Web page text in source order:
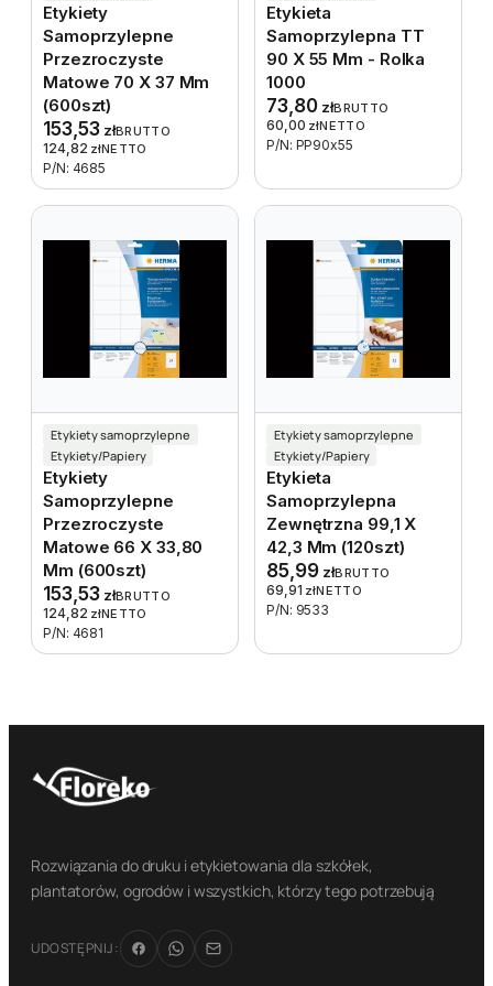
Etykiety
Samoprzylepne
Przezroczyste
Matowe 70 X 37 Mm
(600szt)
153,53 złBRUTTO
124,82 złNETTO
P/N: 4685
Etykieta
Samoprzylepna TT
90 X 55 Mm - Rolka
1000
73,80 złBRUTTO
60,00 złNETTO
P/N: PP90x55
Etykiety samoprzylepne
Etykiety/Papiery
Etykiety
Samoprzylepne
Przezroczyste
Matowe 66 X 33,80
Mm (600szt)
153,53 złBRUTTO
124,82 złNETTO
P/N: 4681
Etykiety samoprzylepne
Etykiety/Papiery
Etykieta
Samoprzylepna
Zewnętrzna 99,1 X
42,3 Mm (120szt)
85,99 złBRUTTO
69,91 złNETTO
P/N: 9533
Rozwiązania do druku i etykietowania dla szkółek,
plantatorów, ogrodów i wszystkich, którzy tego potrzebują
UDOSTĘPNIJ: